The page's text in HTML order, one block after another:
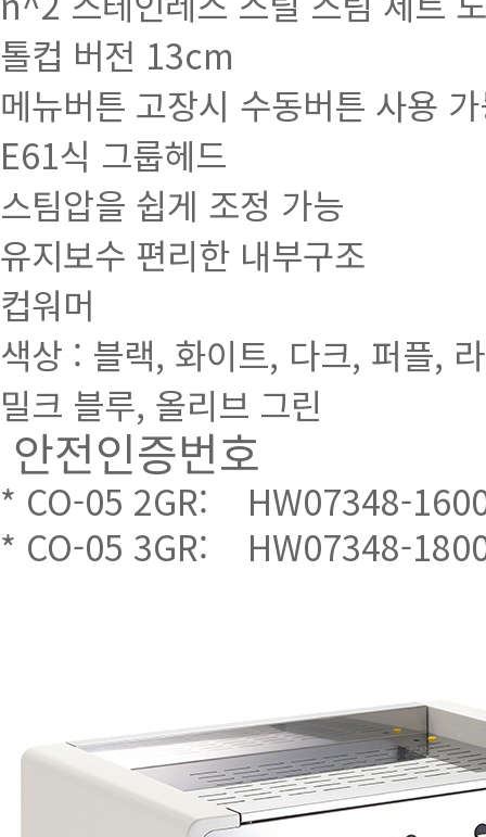
톨컵 버전 13cm
메뉴버튼 고장시 수동버튼 사용
E61식 그룹헤드
스팀압을 쉽게 조정 가능
유지보수 편리한 내부구조
컵워머
색상 : 블랙, 화이트, 다크, 퍼플,
밀크 블루, 올리브 그린
안전인증번호
* CO-05 2GR: HW07348-
* CO-05 3GR: HW07348-